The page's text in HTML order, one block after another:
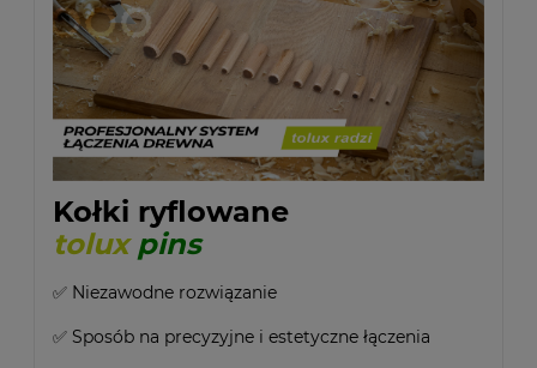
Kołki ryflowane
toluxpins
✅ Niezawodne rozwiązanie
✅ Sposób na precyzyjne i estetyczne łączenia